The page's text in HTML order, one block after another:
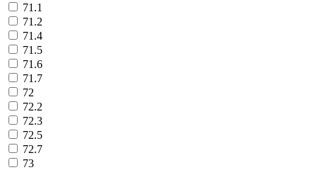
71.1
71.2
71.4
71.5
71.6
71.7
72
72.2
72.3
72.5
72.7
73